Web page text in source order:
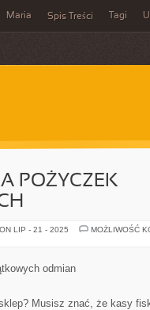
Maria Spis Treści Tagi
POŻYCZEK
LIP - 21 - 2025
MOŻLIWOŚĆ
odmian
Musisz znać, że kasy